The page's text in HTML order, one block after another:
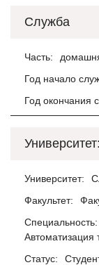
Служба
Часть:
Год начало
Год окончания
Университет:
Университет:
Факультет:
Специальность:
Автоматизация
Статус: